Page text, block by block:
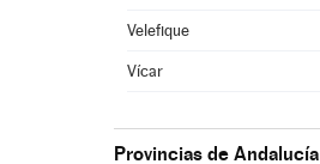
Velefique
Vícar
Provincias de Andalucía